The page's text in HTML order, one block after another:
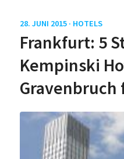
28. JUNI 2015 · HOTELS
Frankfurt: 5
Kempinski
Gravenbruch